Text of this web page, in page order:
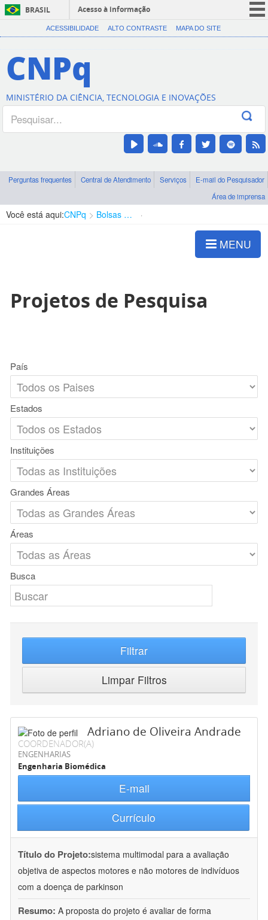
BRASIL
Acesso à informação
CORONAVÍRUS (COVID-19)
Canais
ACESSIBILIDADE ALTO CONTRASTE MAPA DO SITE
CNPq
MINISTÉRIO DA CIÊNCIA, TECNOLOGIA E INOVAÇÕES
Perguntas frequentes Central de Atendimento Serviços
E-mail do Pesquisador
Área de imprensa
Você está aqui:CNPq Bolsas e Auxílios Vigentes
MENU
Projetos de Pesquisa
País
Estados
Instituições
Grandes Áreas
Áreas
Busca
Filtrar
Limpar Filtros
Adriano de Oliveira Andrade
COORDENADOR(A)
ENGENHARIAS
Engenharia Biomédica
E-mail
Currículo
Título do Projeto:sistema multimodal para a avaliação
objetiva de aspectos motores e não motores de indivíduos
com a doença de parkinson
Resumo: A proposta do projeto é avaliar de forma